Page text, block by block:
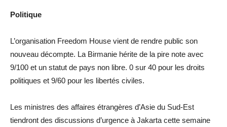
Politique
L’organisation Freedom House vient de rendre public son
nouveau décompte. La Birmanie hérite de la pire note avec
9/100 et un statut de pays non libre. 0 sur 40 pour les droits
politiques et 9/60 pour les libertés civiles.
Les ministres des affaires étrangères d’Asie du Sud-Est
tiendront des discussions d’urgence à Jakarta cette semaine